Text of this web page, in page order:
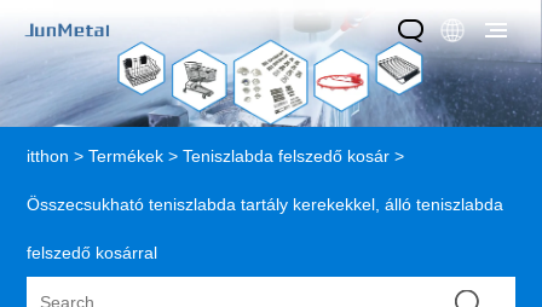
itthon > Termékek >Teniszlabda felszedő kosár >
Összecsukható teniszlabda tartály kerekekkel, álló teniszlabda
felszedő kosárral